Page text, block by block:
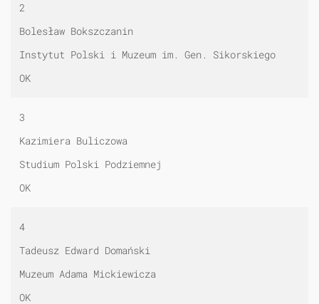
2
Bolesław Bokszczanin
Instytut Polski i Muzeum im. Gen. Sikorskiego
OK
3
Kazimiera Buliczowa
Studium Polski Podziemnej
OK
4
Tadeusz Edward Domański
Muzeum Adama Mickiewicza
OK